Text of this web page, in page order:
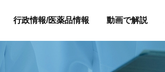
行政情報/医薬品情報 動画で解説